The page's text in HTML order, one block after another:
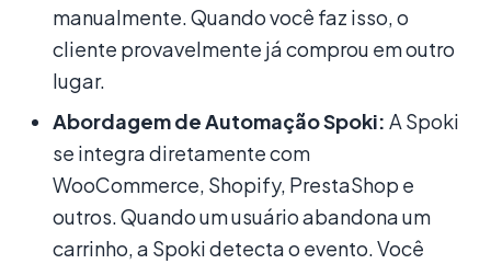
manualmente. Quando você faz isso, o
cliente provavelmente já comprou em outro
lugar.
Abordagem de Automação Spoki: A Spoki
se integra diretamente com
WooCommerce, Shopify, PrestaShop e
outros. Quando um usuário abandona um
carrinho, a Spoki detecta o evento. Você